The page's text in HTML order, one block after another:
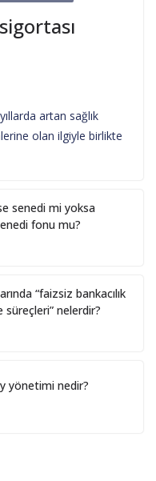
artan sağlık
olan ilgiyle birlikte
senedi mi yoksa
fonu mu?
“faizsiz bankacılık
süreçleri” nelerdir?
yönetimi nedir?